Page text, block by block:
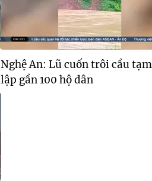
Nghệ An: Lũ cuốn trôi cầu
lập gần 100 hộ dân